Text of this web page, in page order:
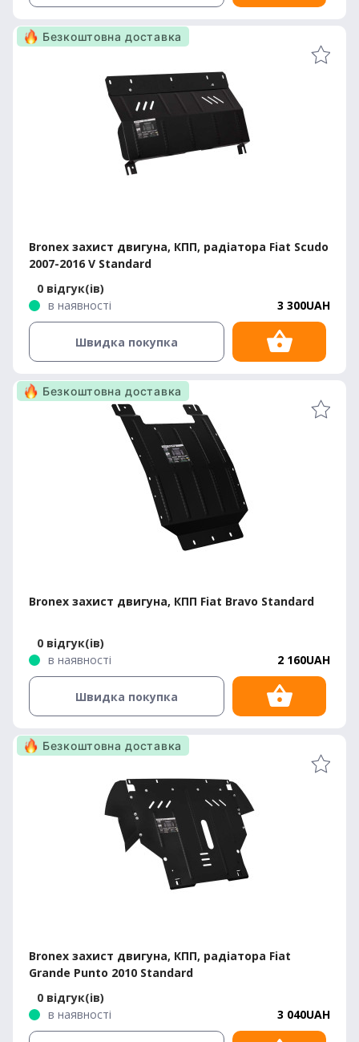
Bronex захист двигуна, КПП, радіатора Fiat Scudo
2007-2016 V Standard
0 відгук(ів)
в наявності
3 300UAH
Безкоштовна доставка
Швидка покупка
Bronex захист двигуна, КПП Fiat Bravo Standard
0 відгук(ів)
в наявності
2 160UAH
Безкоштовна доставка
Швидка покупка
Bronex захист двигуна, КПП, радіатора Fiat
Grande Punto 2010 Standard
0 відгук(ів)
в наявності
3 040UAH
Безкоштовна доставка